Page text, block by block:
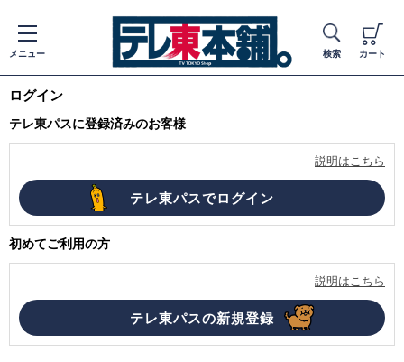
メニュー 検索 カート
ログイン
テレ東パスに登録済みのお客様
説明はこちら
初めてご利用の方
説明はこちら